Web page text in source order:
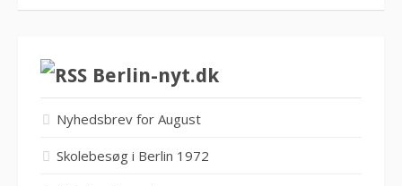
Berlin-nyt.dk
Nyhedsbrev for August
Skolebesøg i Berlin 1972